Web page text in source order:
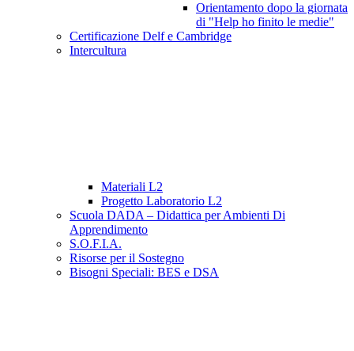
Orientamento dopo la giornata
di "Help ho finito le medie"
Certificazione Delf e Cambridge
Intercultura
Materiali L2
Progetto Laboratorio L2
Scuola DADA – Didattica per Ambienti Di
Apprendimento
S.O.F.I.A.
Risorse per il Sostegno
Bisogni Speciali: BES e DSA